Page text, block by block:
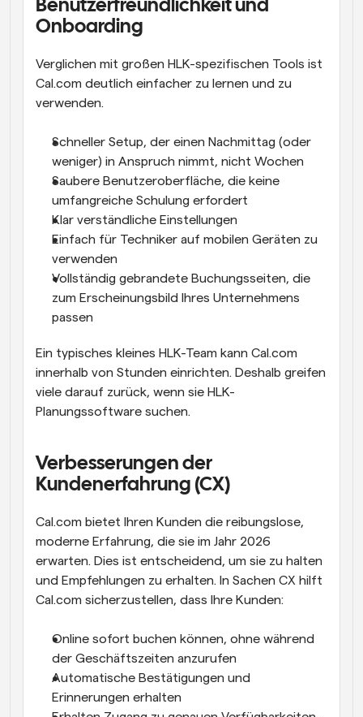
Benutzerfreundlichkeit und
Onboarding
Verglichen mit großen HLK-spezifischen Tools ist
Cal.com deutlich einfacher zu lernen und zu
verwenden.
Schneller Setup, der einen Nachmittag (oder
weniger) in Anspruch nimmt, nicht Wochen
Saubere Benutzeroberfläche, die keine
umfangreiche Schulung erfordert
Klar verständliche Einstellungen
Einfach für Techniker auf mobilen Geräten zu
verwenden
Vollständig gebrandete Buchungsseiten, die
zum Erscheinungsbild Ihres Unternehmens
passen
Ein typisches kleines HLK-Team kann Cal.com
innerhalb von Stunden einrichten. Deshalb greifen
viele darauf zurück, wenn sie HLK-
Planungssoftware suchen.
Verbesserungen der
Kundenerfahrung (CX)
Cal.com bietet Ihren Kunden die reibungslose,
moderne Erfahrung, die sie im Jahr 2026
erwarten. Dies ist entscheidend, um sie zu halten
und Empfehlungen zu erhalten. In Sachen CX hilft
Cal.com sicherzustellen, dass Ihre Kunden:
Online sofort buchen können, ohne während
der Geschäftszeiten anzurufen
Automatische Bestätigungen und
Erinnerungen erhalten